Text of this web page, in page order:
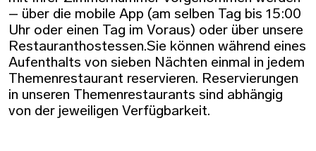
– über die mobile App (am selben Tag bis 15:00
Uhr oder einen Tag im Voraus) oder über unsere
Restauranthostessen.Sie können während eines
Aufenthalts von sieben Nächten einmal in jedem
Themenrestaurant reservieren. Reservierungen
in unseren Themenrestaurants sind abhängig
von der jeweiligen Verfügbarkeit.